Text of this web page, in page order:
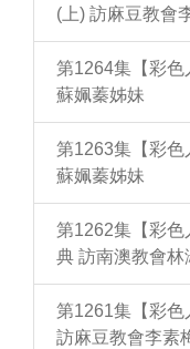
(上) 訪麻豆教會
第1264集【彩色
蘇姵蓁姊妹
第1263集【彩色
蘇姵蓁姊妹
第1262集【彩色
典 訪南澳教會林
第1261集【彩色
訪麻豆教會李素